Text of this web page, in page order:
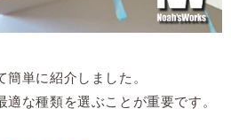
単に紹介しました。
な種類を選ぶことが重要です。